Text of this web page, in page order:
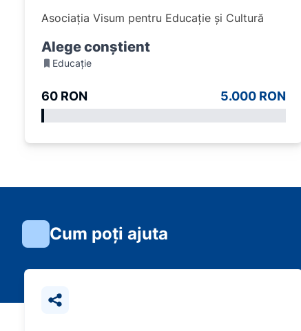
Asociația Visum pentru Educație și Cultură
Alege conștient
Educație
60 RON 5.000 RON
Cum poți ajuta